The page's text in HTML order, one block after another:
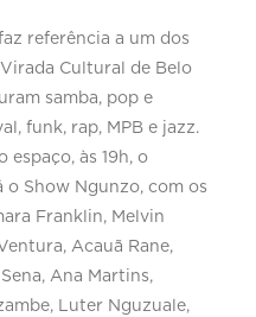
referência a um dos
Cultural de Belo
samba, pop e
funk, rap, MPB e jazz.
espaço, às 19h, o
o Show Ngunzo, com os
Franklin, Melvin
Acauã Rane,
Ana Martins,
Luter Nguzuale,